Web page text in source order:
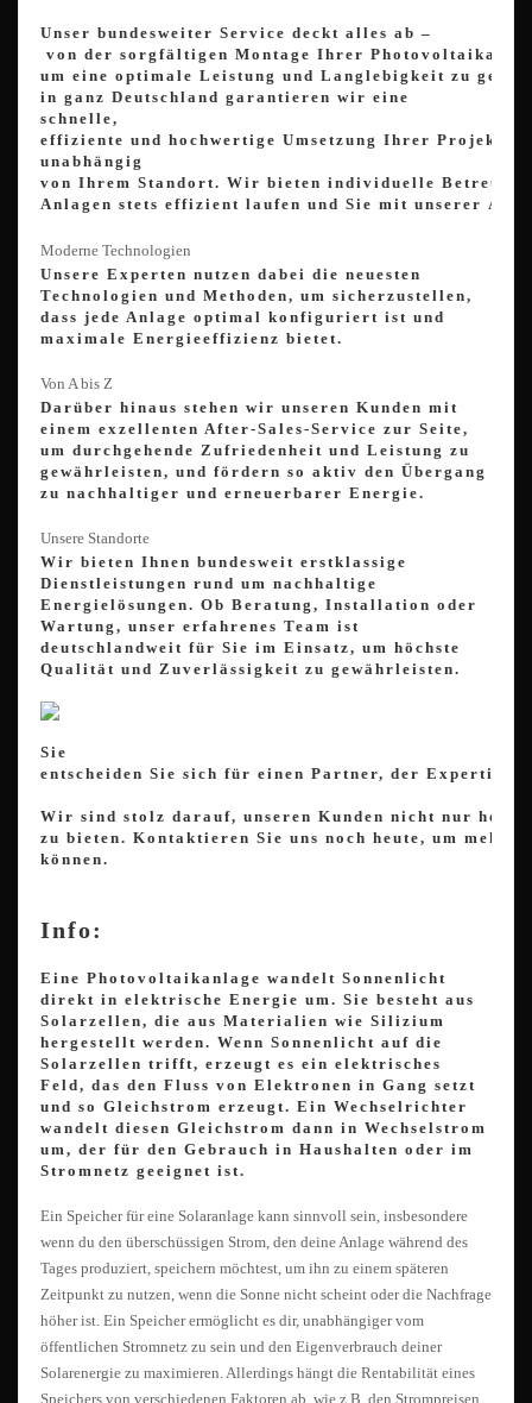
Unser bundesweiter Service deckt alles ab –
von der sorgfältigen Montage Ihrer
um eine optimale Leistung und Langlebigkeit zu
in ganz Deutschland garantieren wir eine
schnelle,
effiziente und hochwertige Umsetzung Ihrer Projekte,
unabhängig
von Ihrem Standort. Wir bieten individuelle Betreuung
Anlagen stets effizient laufen und Sie mit unserer
Moderne Technologien
Unsere Experten nutzen dabei die neuesten
Technologien und Methoden, um sicherzustellen,
dass jede Anlage optimal konfiguriert ist und
maximale Energieeffizienz bietet.
Von A bis Z
Darüber hinaus stehen wir unseren Kunden mit
einem exzellenten After-Sales-Service zur Seite,
um durchgehende Zufriedenheit und Leistung zu
gewährleisten, und fördern so aktiv den Übergang
zu nachhaltiger und erneuerbarer Energie.
Unsere Standorte
Wir bieten Ihnen bundesweit erstklassige
Dienstleistungen rund um nachhaltige
Energielösungen. Ob Beratung, Installation oder
Wartung, unser erfahrenes Team ist
deutschlandweit für Sie im Einsatz, um höchste
Qualität und Zuverlässigkeit zu gewährleisten.
Sie
entscheiden Sie sich für einen Partner, der Expertise
Wir sind stolz darauf, unseren Kunden nicht nur
zu bieten. Kontaktieren Sie uns noch heute, um mehr
können.
Info:
Eine Photovoltaikanlage wandelt Sonnenlicht
direkt in elektrische Energie um. Sie besteht aus
Solarzellen, die aus Materialien wie Silizium
hergestellt werden. Wenn Sonnenlicht auf die
Solarzellen trifft, erzeugt es ein elektrisches
Feld, das den Fluss von Elektronen in Gang setzt
und so Gleichstrom erzeugt. Ein Wechselrichter
wandelt diesen Gleichstrom dann in Wechselstrom
um, der für den Gebrauch in Haushalten oder im
Stromnetz geeignet ist.
Ein Speicher für eine Solaranlage kann sinnvoll sein, insbesondere
wenn du den überschüssigen Strom, den deine Anlage während des
Tages produziert, speichern möchtest, um ihn zu einem späteren
Zeitpunkt zu nutzen, wenn die Sonne nicht scheint oder die Nachfrage
höher ist. Ein Speicher ermöglicht es dir, unabhängiger vom
öffentlichen Stromnetz zu sein und den Eigenverbrauch deiner
Solarenergie zu maximieren. Allerdings hängt die Rentabilität eines
Speichers von verschiedenen Faktoren ab, wie z.B. den Strompreisen,